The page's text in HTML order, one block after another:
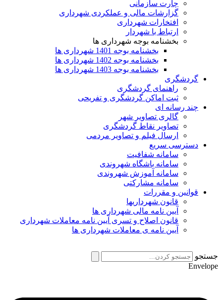
چارت سازمانی
گزارشات مالی و عملکردی شهرداری
افتخارات شهرداری
ارتباط با شهردار
بخشنامه بوجه شهرداری ها
بخشنامه بوجه 1401 شهرداری ها
بخشنامه بوجه 1402 شهرداری ها
بخشنامه بوجه 1403 شهرداری ها
گردشگری
راهنمای گردشگری
ثبت اماکن گردشگری و تفریحی
چند رسانه ای
گالری تصاویر شهر
تصاویر نقاط گردشگری
ارسال فیلم و تصاویر مردمی
دسترسی سریع
سامانه شفافیت
سامانه باشگاه شهروندی
سامانه آموزش شهروندی
سامانه مشارکتی
قوانین و مقررات
قانون شهرداریها
آیین نامه مالی شهرداری ها
قانون اصلاح و تسری آیین نامه معاملات شهرداری
آیین نامه ی معاملات شهرداری ها
جستجو
Envelope